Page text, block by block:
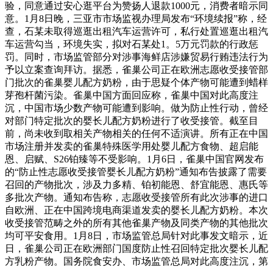
验，同意通过安心逛平台为赞扬人退款1000元，消费者暗示同
意。1月8日晚，三亚市市场监视办理局发布“环境续报”称，经
查，石某未取得巡逛出租汽车运营许可，私行处置巡逛出租汽
车运营勾当，环境失实，拟对石某处1。5万元罚款的行政惩
罚。同时，市场监管部分对涉事海鲜店涉嫌贸易行贿违法行为
予以立案查询拜访。据悉，雀巢公司正在欧洲志愿收受接管部
门批次的雀巢婴儿配方奶粉，由于思疑个体产物可能遭到蜡样
芽孢杆菌污染。雀巢中国方面回应称，雀巢中国对此高度注
沉，中国市场少数产物可能遭到影响。做为防止性行动，曾经
对部门特定批次的婴长儿配方奶粉进行了收受接管。截至目
前，尚未收到取相关产物相关的任何不适演讲。所有正在中国
市场注册并发卖的雀巢特殊医学用处婴儿配方食物、超启能
恩、启赋、S26铂臻等不受影响。1月6日，雀巢中国官网发布
的“防止性志愿收受接管婴长儿配方奶粉”通知布告披露了需要
召回的产物批次，涉及力多精、铂初能恩、舒宜能恩、惠氏等
多批次产物。通知布告称，志愿收受接管所有此次涉事的进口
自欧洲、正在中国跨境电商渠道发卖的婴长儿配方奶粉。本次
收受接管范畴之外的所有其他雀巢产物及同类产物的其他批次
均可平安食用。1月8日，市场监管总局针对此事发文暗示，近
日，雀巢公司正在欧洲部门国度防止性召回特定批次婴长儿配
方乳粉产物。国务院食安办、市场监管总局对此高度注沉，第